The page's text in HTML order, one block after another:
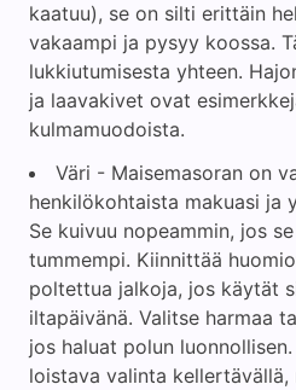
kaatuu), se on silti erittäin
vakaampi ja pysyy koossa.
lukkiutumisesta yhteen.
ja laavakivet ovat
kulmamuodoista.
Väri - Maisemasoran on
henkilökohtaista makuasi ja
Se kuivuu nopeammin, jos
tummempi. Kiinnittää
poltettua jalkoja, jos käytät
iltapäivänä. Valitse harmaa
jos haluat polun
loistava valinta kellertävällä,